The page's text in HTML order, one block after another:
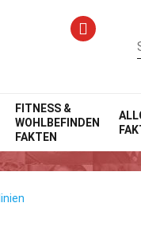
FITNESS &
WOHLBEFINDEN
FAKTEN